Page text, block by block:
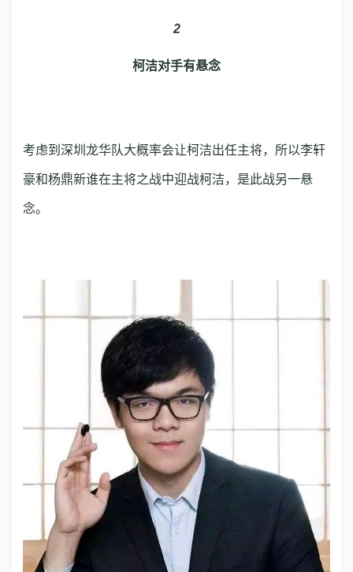
2
柯洁对手有悬念
考虑到深圳龙华队大概率会让柯洁出任主将，所以李轩
豪和杨鼎新谁在主将之战中迎战柯洁，是此战另一悬
念。